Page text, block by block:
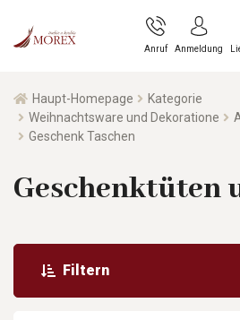
Anruf Anmeldung
Haupt-Homepage
Kategorie
Weihnachtsware und Dekoratione
Geschenk Taschen
Geschenktüten
Filtern